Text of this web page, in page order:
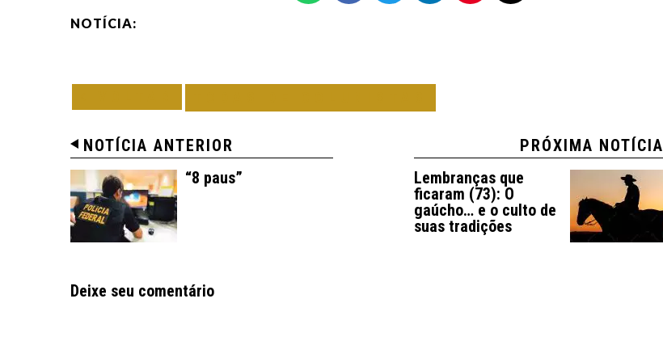
NOTÍCIA:
NOTÍCIA ANTERIOR
“8 paus”
PRÓXIMA NOTÍCIA
Lembranças que
ficaram (73): O
gaúcho… e o culto de
suas tradições
Deixe seu comentário